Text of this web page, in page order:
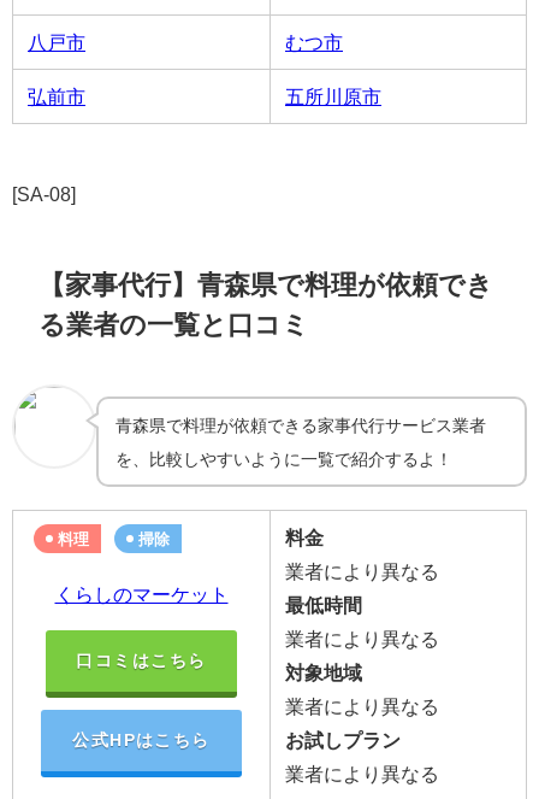
八戸市 むつ市
弘前市 五所川原市
[SA-08]
【家事代行】青森県で料理が依頼でき
る業者の一覧と口コミ
青森県で料理が依頼できる家事代行サービス業者
を、比較しやすいように一覧で紹介するよ！
料理 掃除
くらしのマーケット
口コミはこちら
公式HPはこちら
料金
業者により異なる
最低時間
業者により異なる
対象地域
業者により異なる
お試しプラン
業者により異なる